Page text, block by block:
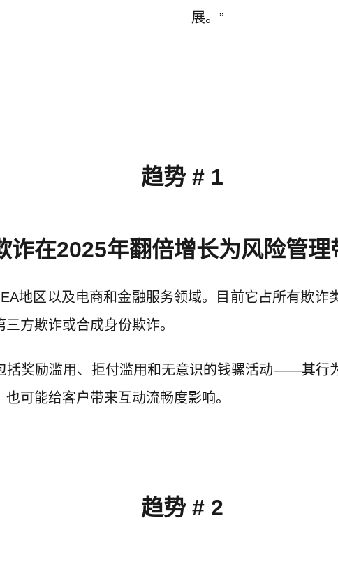
展。”
趋势 # 1
诈在2025年翻倍增长为风险管理
地区以及电商和金融服务领域。目前它占所有欺诈
方欺诈或合成身份欺诈。
奖励滥用、拒付滥用和无意识的钱骡活动——其行
可能给客户带来互动流畅度影响。
趋势 # 2